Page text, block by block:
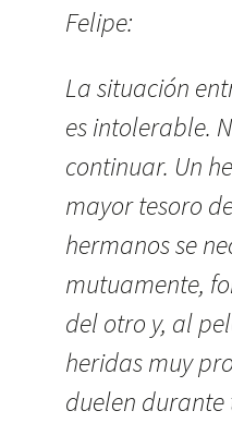
Felipe:
La situación
es intolerable.
continuar. Un
mayor tesoro
hermanos se
mutuamente,
del otro y, al
heridas muy
duelen